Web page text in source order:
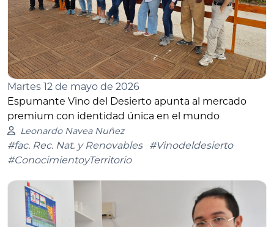
Martes 12 de mayo de 2026
Espumante Vino del Desierto apunta al mercado
premium con identidad única en el mundo
Leonardo Navea Nuñez
#fac. Rec. Nat. y Renovables
#Vinodeldesierto
#ConocimientoyTerritorio